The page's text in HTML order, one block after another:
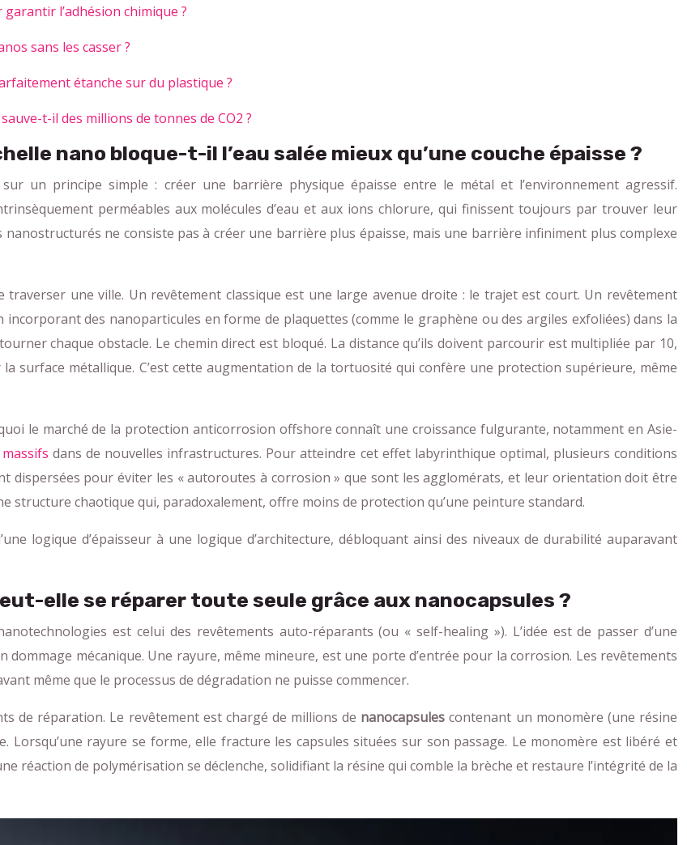
l’adhésion chimique ?
sans les casser ?
étanche sur du plastique ?
t-il des millions de tonnes de CO2 ?
nano bloque-t-il l’eau salée mieux qu’une couche épaisse ?
un principe simple : créer une barrière physique épaisse entre le métal et l’environnement agressif.
perméables aux molécules d’eau et aux ions chlorure, qui finissent toujours par trouver leur
ne consiste pas à créer une barrière plus épaisse, mais une barrière infiniment plus complexe
traverser une ville. Un revêtement classique est une large avenue droite : le trajet est court. Un revêtement
des nanoparticules en forme de plaquettes (comme le graphène ou des argiles exfoliées) dans la
chaque obstacle. Le chemin direct est bloqué. La distance qu’ils doivent parcourir est multipliée par 10,
surface métallique. C’est cette augmentation de la tortuosité qui confère une protection supérieure, même
le marché de la protection anticorrosion offshore connaît une croissance fulgurante, notamment en Asie-
dans de nouvelles infrastructures. Pour atteindre cet effet labyrinthique optimal, plusieurs conditions
dispersées pour éviter les « autoroutes à corrosion » que sont les agglomérats, et leur orientation doit être
structure chaotique qui, paradoxalement, offre moins de protection qu’une peinture standard.
logique d’épaisseur à une logique d’architecture, débloquant ainsi des niveaux de durabilité auparavant
elle se réparer toute seule grâce aux nanocapsules ?
est celui des revêtements auto-réparants (ou « self-healing »). L’idée est de passer d’une
mécanique. Une rayure, même mineure, est une porte d’entrée pour la corrosion. Les revêtements
même que le processus de dégradation ne puisse commencer.
de réparation. Le revêtement est chargé de millions de nanocapsules contenant un monomère (une résine
Lorsqu’une rayure se forme, elle fracture les capsules situées sur son passage. Le monomère est libéré et
réaction de polymérisation se déclenche, solidifiant la résine qui comble la brèche et restaure l’intégrité de la